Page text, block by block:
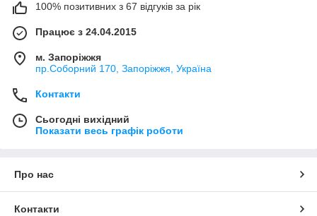
100% позитивних з 67 відгуків за рік
Працює з 24.04.2015
м. Запоріжжя
пр.Соборний 170, Запоріжжя, Україна
Контакти
Сьогодні вихідний
Показати весь графік роботи
Про нас
Контакти